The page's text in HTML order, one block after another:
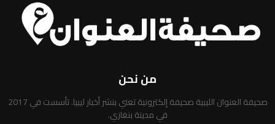
من نحن
صحيفة العنوان الليبية صحيفة إلكترونية تعني بنشر أخبار ليبيا. تأسست في 2017
في مدينة بنغازي.